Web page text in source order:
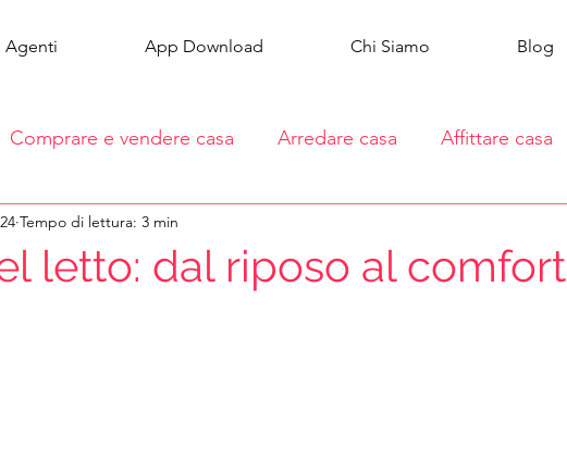
Agenti App Download Chi Siamo Blog
Comprare e vendere casa Arredare casa Affittare casa
letto: dal riposo al comfort
Tempo di lettura: 3 min